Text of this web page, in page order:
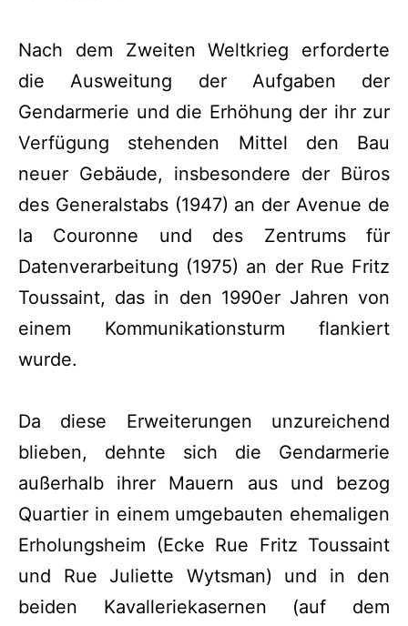
Nach dem Zweiten Weltkrieg erforderte
die Ausweitung der Aufgaben der
Gendarmerie und die Erhöhung der ihr zur
Verfügung stehenden Mittel den Bau
neuer Gebäude, insbesondere der Büros
des Generalstabs (1947) an der Avenue de
la Couronne und des Zentrums für
Datenverarbeitung (1975) an der Rue Fritz
Toussaint, das in den 1990er Jahren von
einem Kommunikationsturm flankiert
wurde.
Da diese Erweiterungen unzureichend
blieben, dehnte sich die Gendarmerie
außerhalb ihrer Mauern aus und bezog
Quartier in einem umgebauten ehemaligen
Erholungsheim (Ecke Rue Fritz Toussaint
und Rue Juliette Wytsman) und in den
beiden Kavalleriekasernen (auf dem